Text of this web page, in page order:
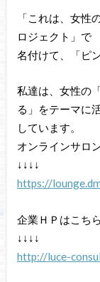
「これは、女性
ロジェクト」で
名付けて、「ピ
私達は、女性の
る」をテーマに
しています。
オンラインサロ
↓↓↓↓
https://
企業ＨＰはこちら
↓↓↓↓
http://luce-